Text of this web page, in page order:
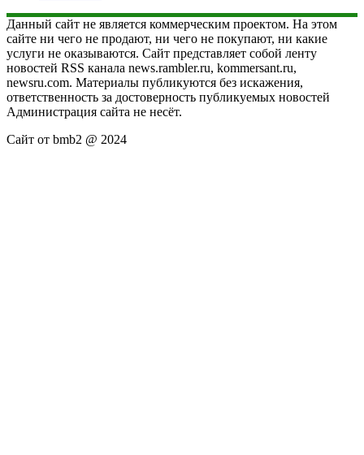
Данный сайт не является коммерческим проектом. На этом
сайте ни чего не продают, ни чего не покупают, ни какие
услуги не оказываются. Сайт представляет собой ленту
новостей RSS канала news.rambler.ru, kommersant.ru,
newsru.com. Материалы публикуются без искажения,
ответственность за достоверность публикуемых новостей
Администрация сайта не несёт.
Сайт от bmb2 @ 2024